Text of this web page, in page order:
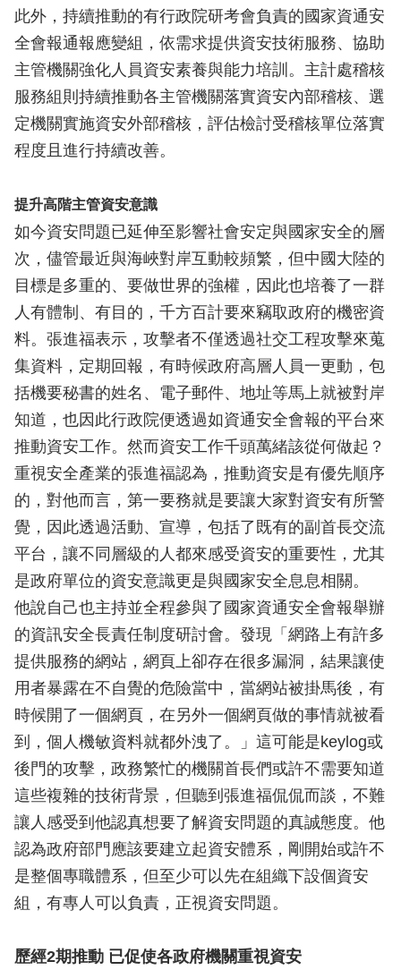
此外，持續推動的有行政院研考會負責的國家資通安
全會報通報應變組，依需求提供資安技術服務、協助
主管機關強化人員資安素養與能力培訓。主計處稽核
服務組則持續推動各主管機關落實資安內部稽核、選
定機關實施資安外部稽核，評估檢討受稽核單位落實
程度且進行持續改善。
提升高階主管資安意識
如今資安問題已延伸至影響社會安定與國家安全的層
次，儘管最近與海峽對岸互動較頻繁，但中國大陸的
目標是多重的、要做世界的強權，因此也培養了一群
人有體制、有目的，千方百計要來竊取政府的機密資
料。張進福表示，攻擊者不僅透過社交工程攻擊來蒐
集資料，定期回報，有時候政府高層人員一更動，包
括機要秘書的姓名、電子郵件、地址等馬上就被對岸
知道，也因此行政院便透過如資通安全會報的平台來
推動資安工作。然而資安工作千頭萬緒該從何做起？
重視安全產業的張進福認為，推動資安是有優先順序
的，對他而言，第一要務就是要讓大家對資安有所警
覺，因此透過活動、宣導，包括了既有的副首長交流
平台，讓不同層級的人都來感受資安的重要性，尤其
是政府單位的資安意識更是與國家安全息息相關。
他說自己也主持並全程參與了國家資通安全會報舉辦
的資訊安全長責任制度研討會。發現「網路上有許多
提供服務的網站，網頁上卻存在很多漏洞，結果讓使
用者暴露在不自覺的危險當中，當網站被掛馬後，有
時候開了一個網頁，在另外一個網頁做的事情就被看
到，個人機敏資料就都外洩了。」這可能是keylog或
後門的攻擊，政務繁忙的機關首長們或許不需要知道
這些複雜的技術背景，但聽到張進福侃侃而談，不難
讓人感受到他認真想要了解資安問題的真誠態度。他
認為政府部門應該要建立起資安體系，剛開始或許不
是整個專職體系，但至少可以先在組織下設個資安
組，有專人可以負責，正視資安問題。
歷經2期推動 已促使各政府機關重視資安